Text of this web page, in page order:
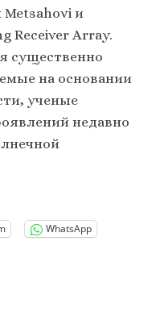
и
Receiver Array.
существенно
на основании
ученые
недавно
WhatsApp